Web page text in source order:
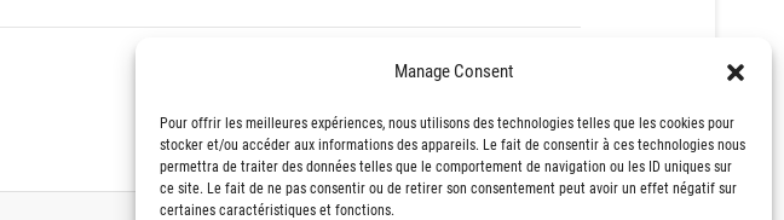
Manage Consent
Pour offrir les meilleures expériences, nous utilisons des technologies telles que les cookies pour
stocker et/ou accéder aux informations des appareils. Le fait de consentir à ces technologies nous
permettra de traiter des données telles que le comportement de navigation ou les ID uniques sur
ce site. Le fait de ne pas consentir ou de retirer son consentement peut avoir un effet négatif sur
certaines caractéristiques et fonctions.
272e Café Contact de l’Emploi – Noisy-Le-Grand (93)